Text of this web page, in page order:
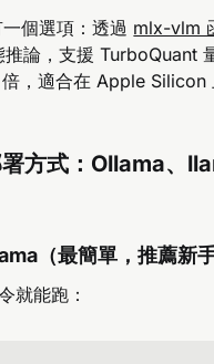
個選項：透過 mlx-vlm
論，支援 TurboQuant
，適合在 Apple Silicon
方式：Ollama、
（最簡單，推薦新手
就能跑：